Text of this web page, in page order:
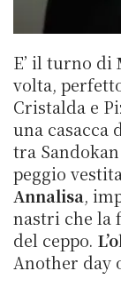
E’ il turno di
volta,
Cristalda e
una casacca
tra
peggio
Annalisa,
nastri che la
del ceppo.
Another day